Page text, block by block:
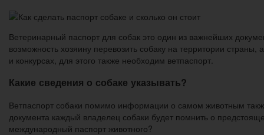
Ветеринарный паспорт для собак это один из важнейших
возможность хозяину перевозить собаку на территории
и конкурсах, для этого также необходим ветпаспорт.
Какие сведения о собаке указывать?
Ветпаспорт собаки помимо информации о самом животным
документа каждый владелец собаки будет помнить о
международный паспорт животного?